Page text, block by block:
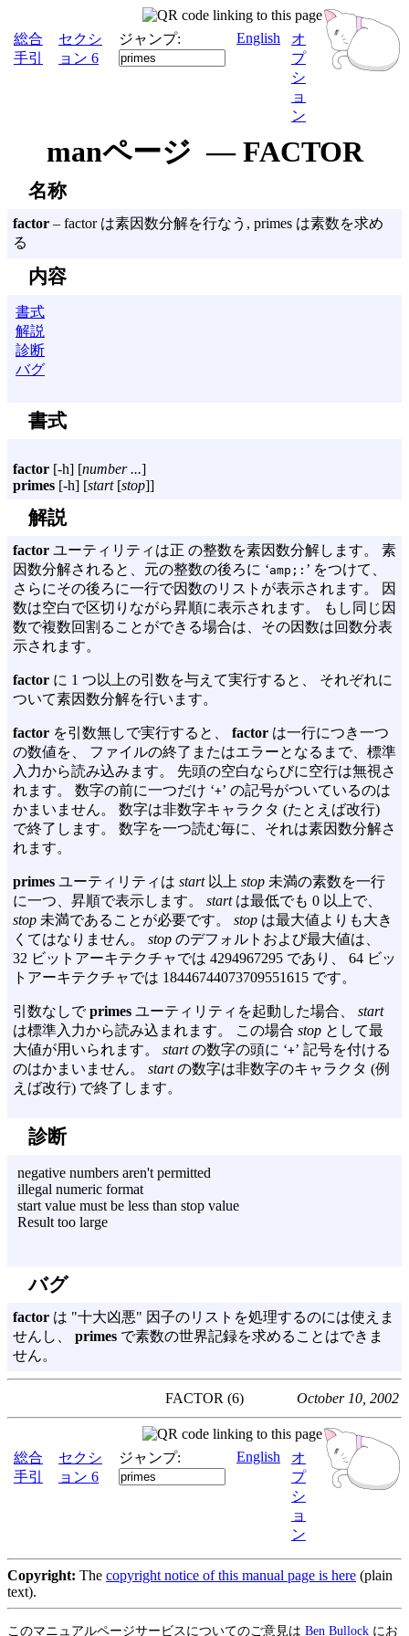
総合
手引
セクシ
ョン 6
ジャンプ: English
オ
プ
シ
ョ
ン
manページ — FACTOR
名称
factor – factor は素因数分解を行なう, primes は素数を求め
る
内容
書式
解説
診断
バグ
書式
factor [-h] [number ...]
primes [-h] [start[stop]]
解説
factor ユーティリティは正 の整数を素因数分解します。 素
因数分解されると、元の整数の後ろに ‘amp;: ’ をつけて、
さらにその後ろに一行で因数のリストが表示されます。 因
数は空白で区切りながら昇順に表示されます。 もし同じ因
数で複数回割ることができる場合は、その因数は回数分表
示されます。
factor に 1 つ以上の引数を与えて実行すると、 それぞれに
ついて素因数分解を行います。
factor を引数無しで実行すると、 factor は一行につき一つ
の数値を、 ファイルの終了またはエラーとなるまで、標準
入力から読み込みます。 先頭の空白ならびに空行は無視さ
れます。 数字の前に一つだけ ‘+’ の記号がついているのは
かまいません。 数字は非数字キャラクタ (たとえば改行)
で終了します。 数字を一つ読む毎に、それは素因数分解さ
れます。
primes ユーティリティは start以上 stop 未満の素数を一行
に一つ、昇順で表示します。 startは最低でも 0 以上で、
stop 未満であることが必要です。 stop は最大値よりも大き
くてはなりません。 stop のデフォルトおよび最大値は、
32 ビットアーキテクチャでは 4294967295 であり、 64 ビッ
トアーキテクチャでは 18446744073709551615 です。
引数なしでprimes ユーティリティを起動した場合、 start
は標準入力から読み込まれます。 この場合 stop として最
大値が用いられます。 startの数字の頭に ‘+’ 記号を付ける
のはかまいません。 startの数字は非数字のキャラクタ (例
えば改行) で終了します。
診断
negative numbers aren't permitted
illegal numeric format
start value must be less than stop value
Result too large
バグ
factor は "十大凶悪" 因子のリストを処理するのには使えま
せんし、 primes で素数の世界記録を求めることはできま
せん。
FACTOR (6) October 10, 2002
総合
手引
セクシ
ョン 6
ジャンプ: English
オ
プ
シ
ョ
ン
Copyright: The copyright notice of this manual page is here (plain
text).
このマニュアルページサービスについてのご意見は Ben Bullock にお